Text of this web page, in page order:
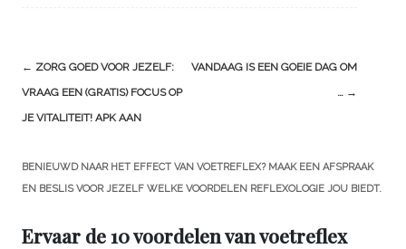
Berichtnavigatie
← ZORG GOED VOOR JEZELF:
VRAAG EEN (GRATIS) FOCUS OP
JE VITALITEIT! APK AAN
VANDAAG IS EEN GOEIE DAG OM
… →
BENIEUWD NAAR HET EFFECT VAN VOETREFLEX? MAAK EEN AFSPRAAK
EN BESLIS VOOR JEZELF WELKE VOORDELEN REFLEXOLOGIE JOU BIEDT.
Ervaar de 10 voordelen van voetreflex